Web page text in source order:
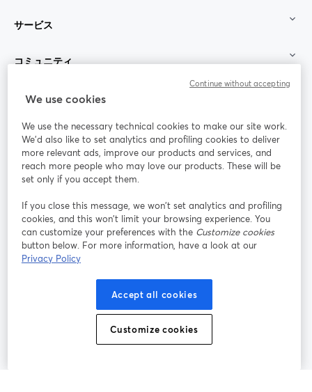
サービス
コミュニティ
StreamYard：
参加する
ライ
ンセ
ミナ
ー
Facebook
新しいタブで開く(Twitter)
YouTube
Instagram
新しいタブで開く
LinkedIn
新しいタブで開く
新しいタブで開く
プラットフォーム利用規約
個人情報保護方針 クッキーポリシー
We use cookies
We use the necessary technical cookies to make our site work.
We'd also like to set analytics and profiling cookies to deliver
more relevant ads, improve our products and services, and
reach more people who may love our products. These will be
set only if you accept them.
If you close this message, we won’t set analytics and profiling
cookies, and this won’t limit your browsing experience. You
can customize your preferences with the Customize cookies
button below. For more information, have a look at our
Privacy Policy
Accept all cookies
Customize cookies
Continue without accepting